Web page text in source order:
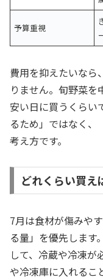
予算重視
費用を抑えたいなら
りません。旬野菜
安い日に買うくらい
るため」ではなく、
考え方です。
どれくらい買え
7月は食材が傷みや
る量」を優先します
して、冷蔵や冷凍が
や冷凍庫に入れる